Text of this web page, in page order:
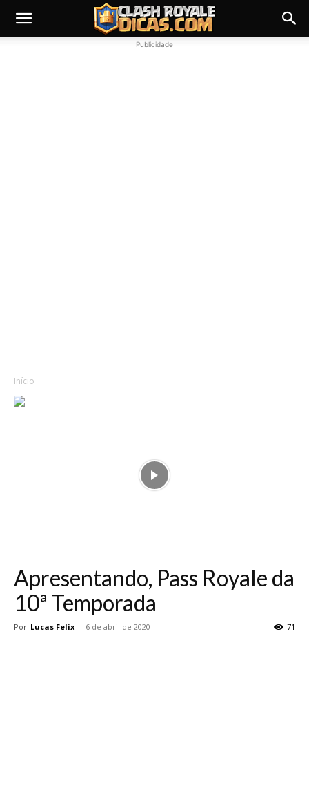
Publicidade
Início
Apresentando, Pass Royale da
10ª Temporada
Por Lucas Felix - 6 de abril de 2020 71